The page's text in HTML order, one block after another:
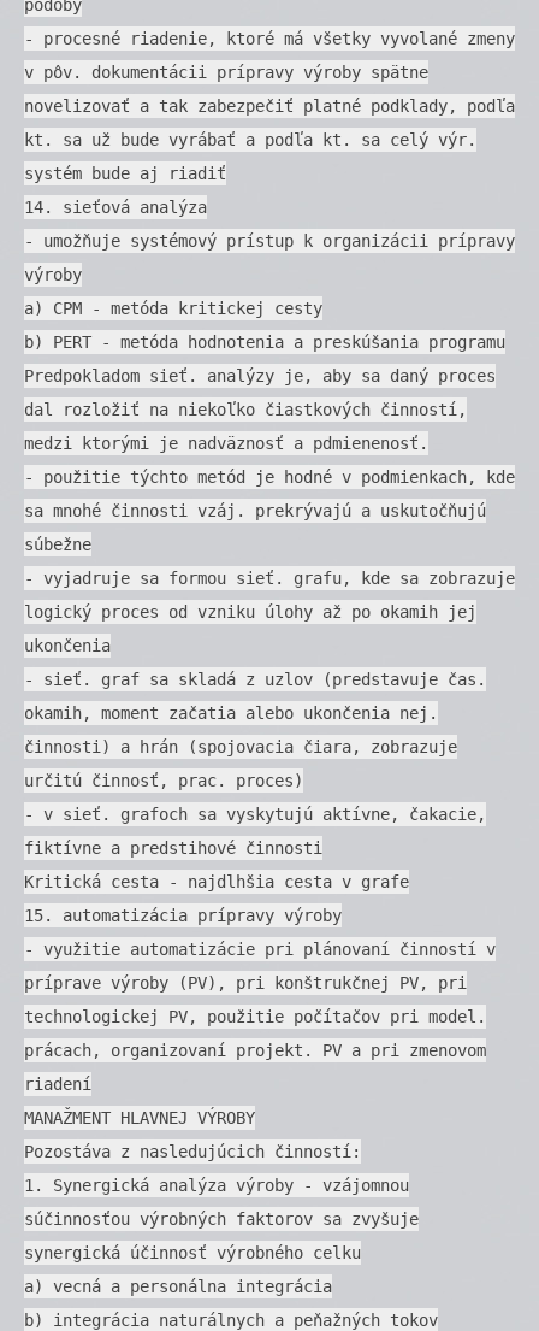
podoby
- procesné riadenie, ktoré má všetky vyvolané zmeny
v pôv. dokumentácii prípravy výroby spätne
novelizovať a tak zabezpečiť platné podklady, podľa
kt. sa už bude vyrábať a podľa kt. sa celý výr.
systém bude aj riadiť
14. sieťová analýza
- umožňuje systémový prístup k organizácii prípravy
výroby
a) CPM - metóda kritickej cesty
b) PERT - metóda hodnotenia a preskúšania programu
Predpokladom sieť. analýzy je, aby sa daný proces
dal rozložiť na niekoľko čiastkových činností,
medzi ktorými je nadväznosť a pdmienenosť.
- použitie týchto metód je hodné v podmienkach, kde
sa mnohé činnosti vzáj. prekrývajú a uskutočňujú
súbežne
- vyjadruje sa formou sieť. grafu, kde sa zobrazuje
logický proces od vzniku úlohy až po okamih jej
ukončenia
- sieť. graf sa skladá z uzlov (predstavuje čas.
okamih, moment začatia alebo ukončenia nej.
činnosti) a hrán (spojovacia čiara, zobrazuje
určitú činnosť, prac. proces)
- v sieť. grafoch sa vyskytujú aktívne, čakacie,
fiktívne a predstihové činnosti
Kritická cesta - najdlhšia cesta v grafe
15. automatizácia prípravy výroby
- využitie automatizácie pri plánovaní činností v
príprave výroby (PV), pri konštrukčnej PV, pri
technologickej PV, použitie počítačov pri model.
prácach, organizovaní projekt. PV a pri zmenovom
riadení
MANAŽMENT HLAVNEJ VÝROBY
Pozostáva z nasledujúcich činností:
1. Synergická analýza výroby - vzájomnou
súčinnosťou výrobných faktorov sa zvyšuje
synergická účinnosť výrobného celku
a) vecná a personálna integrácia
b) integrácia naturálnych a peňažných tokov